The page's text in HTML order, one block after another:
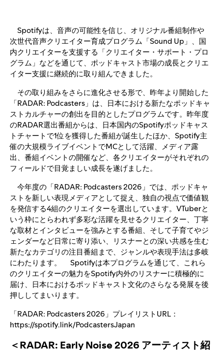
Spotifyは、音声の可能性を信じ、オリジナル番組制作や
次世代音声クリエイター育成プログラム「Sound Up」、国
内クリエイターを支援する「クリエイター・サポート・プロ
グラム」などを通じて、ポッドキャスト市場の成長とクリエ
イター支援に継続的に取り組んできました。
その取り組みをさらに進化させる形で、昨年より開始した
「RADAR: Podcasters」は、日本における新たなポッドキャ
ストカルチャーの創出を目的としたプログラムです。昨年度
のRADAR選出番組からは、日本国内のSpotifyポッドキャス
トチャートで1位を獲得した番組が誕生したほか、Spotify主
催の大規模ライブイベントでMCとして活躍、メディア露
出、番組イベントの開催など、各クリエイターがそれぞれの
フィールドで目覚ましい成長を遂げました。
今年度の「RADAR: Podcasters 2026」では、ポッドキャ
ストを新しい表現メディアとして捉え、独自の視点で価値観
を発信する4組のクリエイターを選出しています。VTuberと
いう枠にとらわれず多彩な活躍を見せるクリエイター、丁寧
な取材とインタビューを強みとする番組、そして子育てやジ
ェンダーなど日常に寄り添い、リスナーとの深い共感を生む
新たなカテゴリの注目番組まで、ジャンルや表現手法は多岐
にわたります。 Spotifyは本プログラムを通じて、これら
のクリエイターの魅力をSpotify内外のリスナーに積極的に
届け、日本におけるポッドキャスト文化のさらなる発展を後
押ししてまいります。
「RADAR: Podcasters 2026」プレイリストURL：
https://spotify.link/PodcastersJapan
＜RADAR: Early Noise 2026 アーティスト紹